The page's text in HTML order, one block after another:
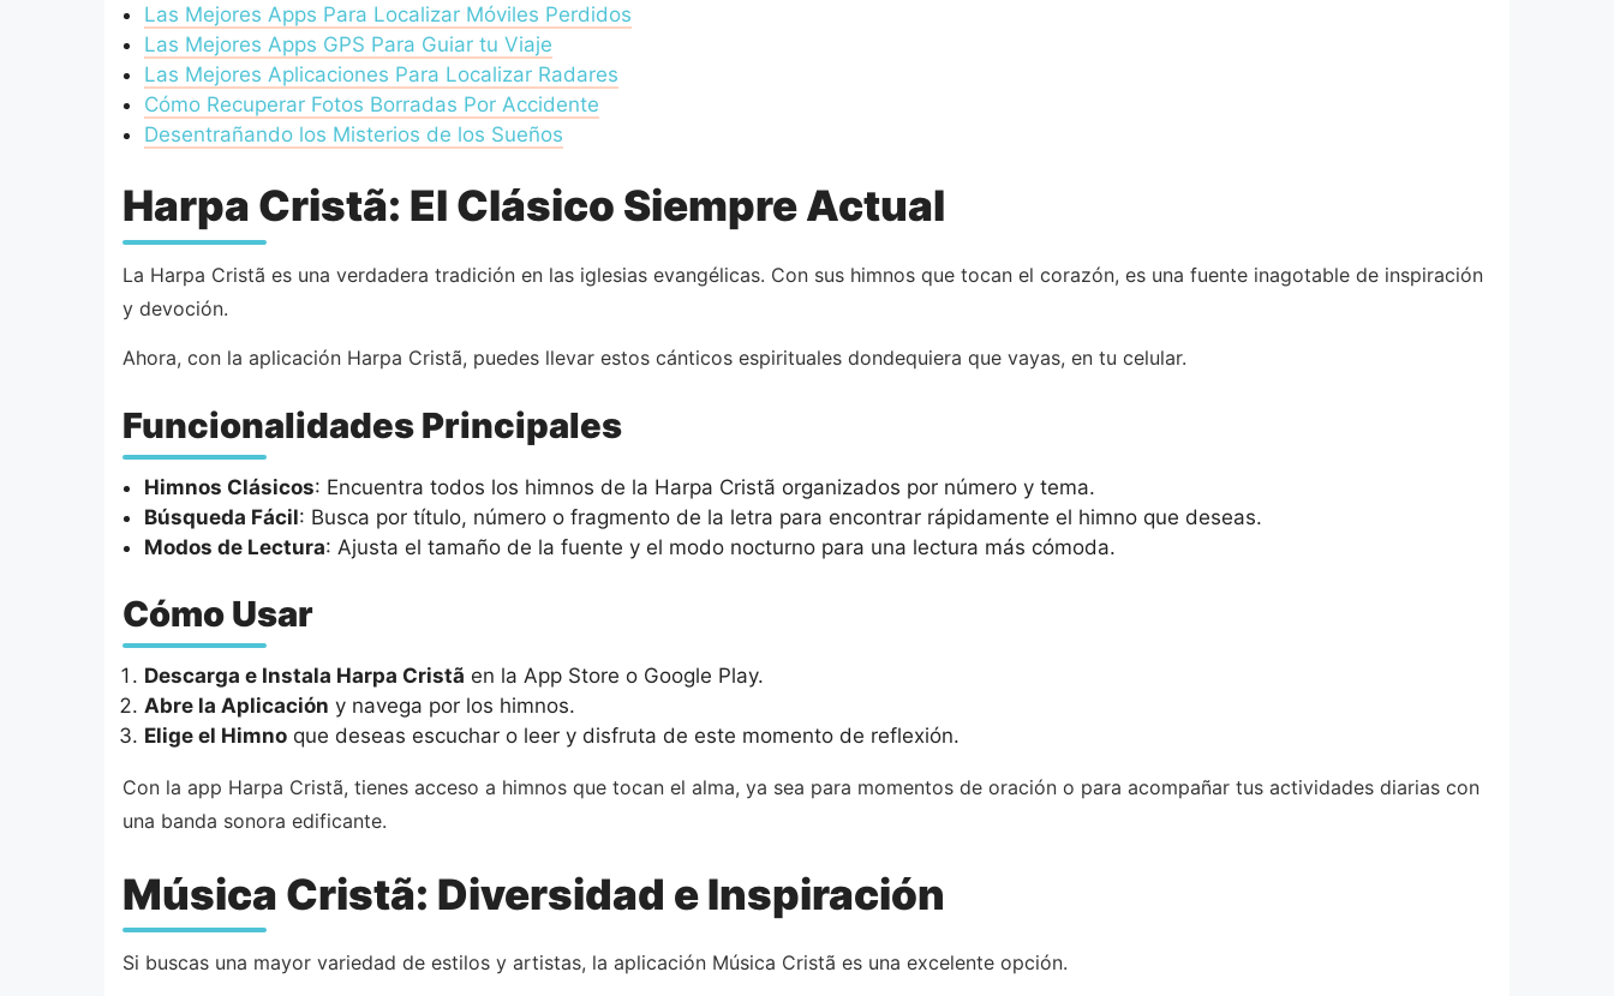
Las Mejores Apps Para Localizar Móviles Perdidos
Las Mejores Apps GPS Para Guiar tu Viaje
Las Mejores Aplicaciones Para Localizar Radares
Cómo Recuperar Fotos Borradas Por Accidente
Desentrañando los Misterios de los Sueños
Harpa Cristã: El Clásico Siempre Actual
La Harpa Cristã es una verdadera tradición en las iglesias evangélicas. Con sus himnos que tocan el corazón, es una fuente inagotable de inspiración
y devoción.
Ahora, con la aplicación Harpa Cristã, puedes llevar estos cánticos espirituales dondequiera que vayas, en tu celular.
Funcionalidades Principales
Himnos Clásicos: Encuentra todos los himnos de la Harpa Cristã organizados por número y tema.
Búsqueda Fácil: Busca por título, número o fragmento de la letra para encontrar rápidamente el himno que deseas.
Modos de Lectura: Ajusta el tamaño de la fuente y el modo nocturno para una lectura más cómoda.
Cómo Usar
Descarga e Instala Harpa Cristã en la App Store o Google Play.
Abre la Aplicación y navega por los himnos.
Elige el Himnoque deseas escuchar o leer y disfruta de este momento de reflexión.
Con la app Harpa Cristã, tienes acceso a himnos que tocan el alma, ya sea para momentos de oración o para acompañar tus actividades diarias con
una banda sonora edificante.
Música Cristã: Diversidad e Inspiración
Si buscas una mayor variedad de estilos y artistas, la aplicación Música Cristã es una excelente opción.